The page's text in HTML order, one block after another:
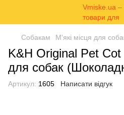
Собакам М'які місця для
K&H Original Pet
для собак
Артикул: 1605 Написати відгук